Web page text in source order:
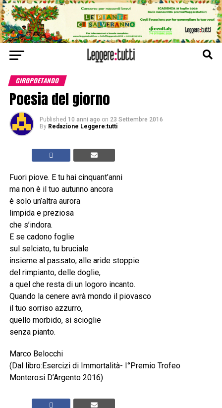
GIROPOETANDO
Poesia del giorno
Published 10 anni ago on 23 Settembre 2016
By Redazione Leggere:tutti
Fuori piove. E tu hai cinquant’anni
ma non è il tuo autunno ancora
è solo un’altra aurora
limpida e preziosa
che s’indora.
E se cadono foglie
sul selciato, tu bruciale
insieme al passato, alle aride stoppie
del rimpianto, delle doglie,
a quel che resta di un logoro incanto.
Quando la cenere avrà mondo il piovasco
il tuo sorriso azzurro,
quello morbido, si scioglie
senza pianto.
Marco Belocchi
(Dal libro:Esercizi di Immortalità- I°Premio Trofeo
Monterosi D’Argento 2016)